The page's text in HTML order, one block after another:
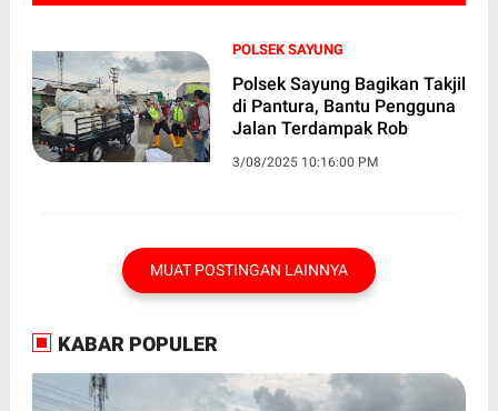
POLSEK SAYUNG
Polsek Sayung Bagikan Takjil
di Pantura, Bantu Pengguna
Jalan Terdampak Rob
3/08/2025 10:16:00 PM
MUAT POSTINGAN LAINNYA
KABAR POPULER